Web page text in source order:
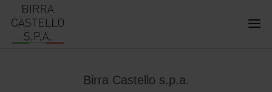
Birra Castello s.p.a.